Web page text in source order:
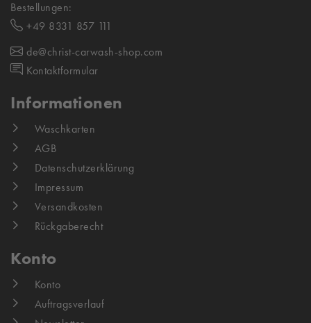
Bestellungen:
+49 8331 857 111
de@christ-carwash-shop.com
Kontaktformular
Informationen
Waschkarten
AGB
Datenschutzerklärung
Impressum
Versandkosten
Rückgaberecht
Konto
Konto
Auftragsverlauf